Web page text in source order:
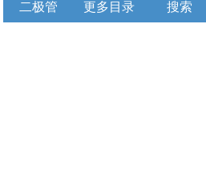
二极管
更多目录 搜索